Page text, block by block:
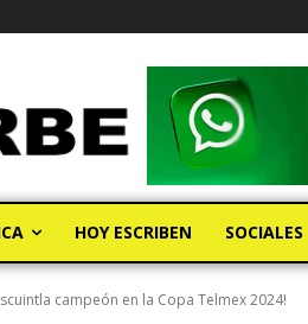
HOY ESCRIBEN SOCIALES
campeón en la Copa Telmex 2024!